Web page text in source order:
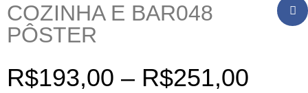
COZINHA E BAR048
PÔSTER
R$193,00 – R$251,00